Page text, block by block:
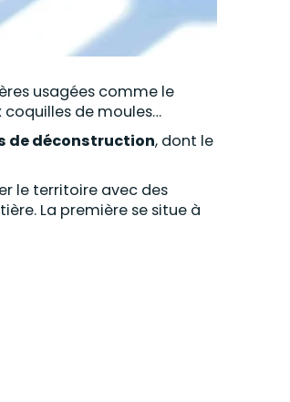
usagées comme le
coquilles de moules…
de déconstruction, dont le
le territoire avec des
La première se situe à